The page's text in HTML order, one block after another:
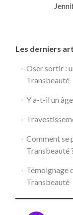
Les derniers
Oser sortir :
Transbeauté
Y a-t-il un
Comment se
Transbeauté
Témoignage
Transbeauté